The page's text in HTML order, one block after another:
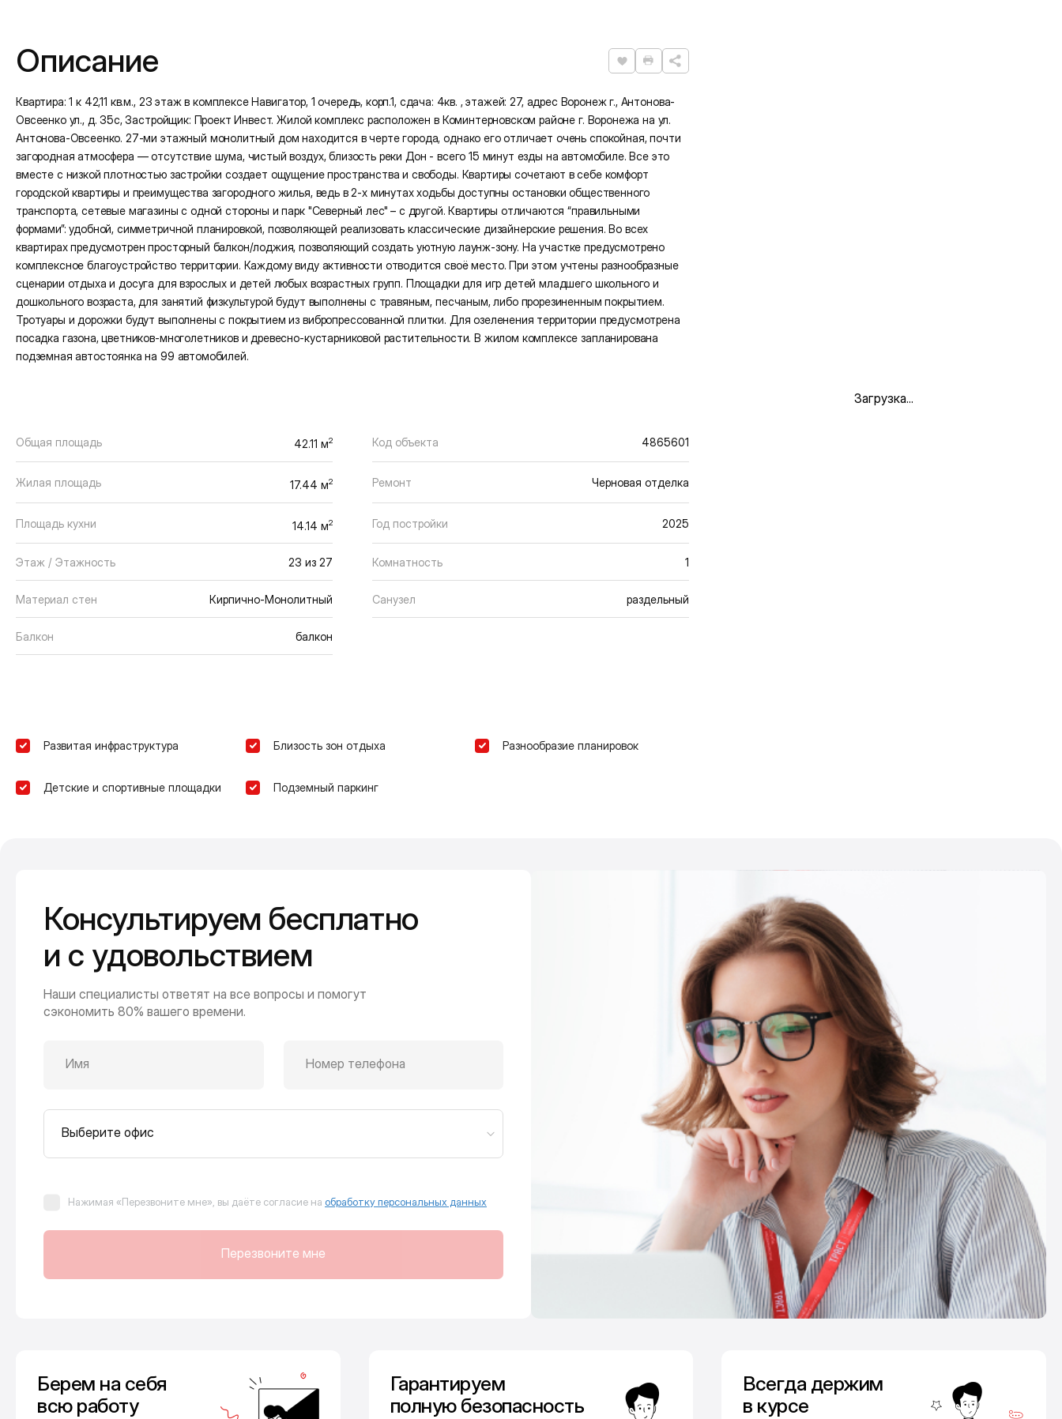
Описание НравитсяРаспечатать
Квартира: 1 к 42,11 кв.м., 23 этаж в комплексе Навигатор, 1 очередь, корп.1, сдача: 4кв. , этажей: 27, адрес Воронеж г., Антонова-
Овсеенко ул., д. 35с, Застройщик: Проект Инвест. Жилой комплекс расположен в Коминтерновском районе г. Воронежа на ул.
Антонова-Овсеенко. 27-ми этажный монолитный дом находится в черте города, однако его отличает очень спокойная, почти
загородная атмосфера — отсутствие шума, чистый воздух, близость реки Дон - всего 15 минут езды на автомобиле. Все это
вместе с низкой плотностью застройки создает ощущение пространства и свободы. Квартиры сочетают в себе комфорт
городской квартиры и преимущества загородного жилья, ведь в 2-х минутах ходьбы доступны остановки общественного
транспорта, сетевые магазины с одной стороны и парк "Северный лес" – с другой. Квартиры отличаются “правильными
формами”: удобной, симметричной планировкой, позволяющей реализовать классические дизайнерские решения. Во всех
квартирах предусмотрен просторный балкон/лоджия, позволяющий создать уютную лаунж-зону. На участке предусмотрено
комплексное благоустройство территории. Каждому виду активности отводится своё место. При этом учтены разнообразные
сценарии отдыха и досуга для взрослых и детей любых возрастных групп. Площадки для игр детей младшего школьного и
дошкольного возраста, для занятий физкультурой будут выполнены с травяным, песчаным, либо прорезиненным покрытием.
Тротуары и дорожки будут выполнены с покрытием из вибропрессованной плитки. Для озеленения территории предусмотрена
посадка газона, цветников-многолетников и древесно-кустарниковой растительности. В жилом комплексе запланирована
подземная автостоянка на 99 автомобилей.
Общая площадь 42.11 м2 Код объекта 4865601
Жилая площадь 17.44 м2 Ремонт Черновая отделка
Площадь кухни 14.14 м2 Год постройки 2025
Этаж / Этажность 23 из 27 Комнатность 1
Материал стен Кирпично-Монолитный Санузел раздельный
Балкон балкон
Развитая инфраструктура Близость зон отдыха Разнообразие планировок
Детские и спортивные площадки Подземный паркинг
Консультируем бесплатно
и с удовольствием
Наши специалисты ответят на все вопросы и помогут
сэкономить 80% вашего времени.
Имя Номер телефона
Выберите офис
Нажимая «Перезвоните мне», вы даёте согласие на обработку персональных данных
Перезвоните мне
Берем на себя
всю работу
Гарантируем
полную безопасность
Всегда держим
в курсе